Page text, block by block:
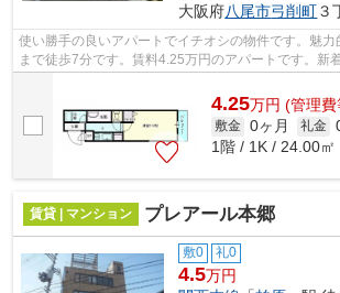
大阪府八尾市弓削町３
使い勝手の良いアパートでイチオシの物件です。魅
まで徒歩7分です。賃料4.25万円のアパートです。新
4.25万円 (管理
敷金 0ヶ月 礼金
1階 / 1K / 24.00㎡
賃貸 | マンション プレアール本郷
敷0 礼0
4.5万円